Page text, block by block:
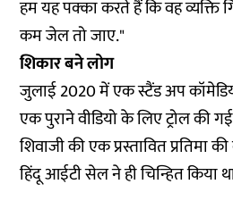
हम यह पक्का करते हैं कि वह व्यक्ति
कम जेल तो जाए."
शिकार बने लोग
जुलाई 2020 में एक स्टैंड अप
एक पुराने वीडियो के लिए ट्रोल की
शिवाजी की एक प्रस्तावित प्रतिमा
हिंदू आईटी सेल ने ही चिन्हित किया